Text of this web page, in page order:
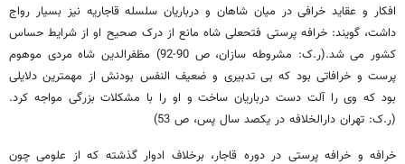
افکار و عقاید خرافی در میان شاهان و درباریان سلسله قاجاریه نیز بسیار رواج
داشت، گویند: خرافه پرستی فتحعلی شاه مانع از درک صحیح او از شرایط حساس
کشور می شد.(ر.ک: مشروطه سازان، ص 90-92) مظفرالدین شاه مردی موهوم
پرست و خرافاتی بود که بی تدبیری و ضعیف النفس بودنش از مهمترین دلایلی
بود که وی را آلت دست درباریان ساخت و او را با مشکلات بزرگی مواجه کرد.
(ر.ک: تهران دارالخلافه در یکصد سال پس، ص 53)
خرافه و خرافه پرستی در دوره قاجار، برخلاف ادوار گذشته که از علومی چون